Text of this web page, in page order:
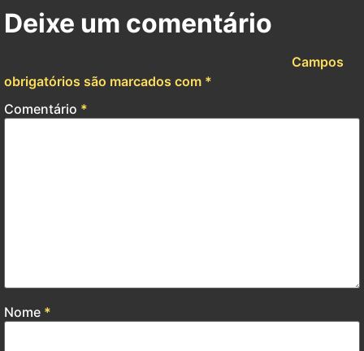
Deixe um comentário
Campos
obrigatórios são marcados com *
Comentário *
Nome *